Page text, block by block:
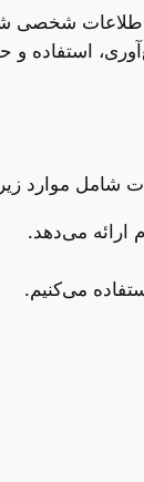
شخصی شما
استفاده
شامل موارد
ارائه می‌دهد.
می‌کنیم.